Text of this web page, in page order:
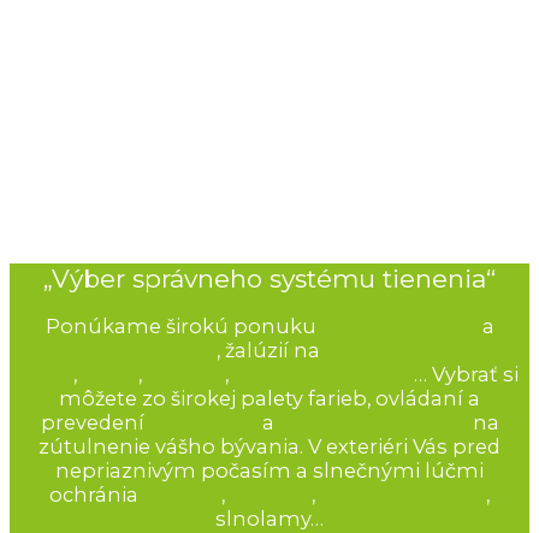
„Výber správneho systému tienenia“
Ponúkame širokú ponuku
a
, žalúzií na
, , ,
… Vybrať si
môžete zo širokej palety farieb, ovládaní a
prevedení
a
na
zútulnenie vášho bývania. V exteriéri Vás pred
nepriaznivým počasím a slnečnými lúčmi
ochránia
, ,
,
slnolamy…